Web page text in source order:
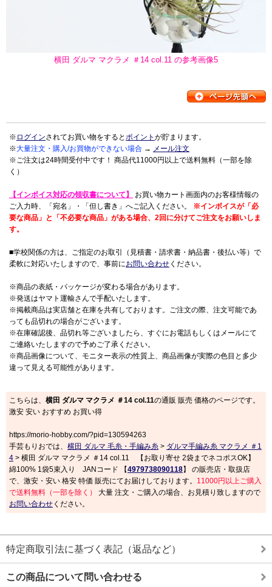
横田 ダルマ マクラメ ＃14 col.11 の参考画像5
※ ログインされてお買い物をするとポイント が貯まります。
※大量注文・購入/お買物ができない場合 → メール注文
※ご注文は24時間受付中です！ 商品代11000円以上で送料無料（一部を除
く）
【インボイス対応の領収書について】
お買い物カート画面内のお客様情報の
ご入力時、「宛名」・「但し書き」へご記入ください。 ※インボイスが「必
要な商品」と「不必要な商品」がある場合、2回に分けてご注文をお願いしま
す。
■学校関係の方は、ご指定のお取引（見積書・請求書・納品書・後払い等）で
柔軟に対応いたしますので、事前にお問い合わせ ください。
※商品の表紙・パッケージが変わる場合があります。
※発送はヤマト運輸さんで手配いたします。
※掲載商品は実店舗と在庫を共有しております。ご注文の際、注文可能であ
っても品切れの場合がございます。
※在庫確認後、品切れ等ございましたら、すぐにお電話もしくはメールにて
ご連絡いたしますので予めご了承ください。
※商品画像について、モニター表示の性質上、商品画像が実際の色目と多少
違って見える可能性があります。
こちらは、 横田 ダルマ マクラメ ＃14 col.11の通販 販売 価格のページです。
激安 安い おすすめ お買い得
https://morio-hobby.com/?pid=130594263
手芸もりおでは、 横田 ダルマ 毛糸・手編み糸 > ダルマ手編み糸 マクラメ ＃1
4 > 横田 ダルマ マクラメ ＃14 col.11 【お取り寄せ 2袋までネコポスOK】
綿100% 1袋5束入り JANコード 【4979738090118】 の販売店・取扱店
で、激安・安い 格安 特価 販売にてお届けしております。 11000円以上ご購入
で送料無料（一部を除く）
大量 注文・ご購入の場合、お見積り致しますので
お問い合わせ ください。
特定商取引法に基づく表記（返品など）
この商品について問い合わせる